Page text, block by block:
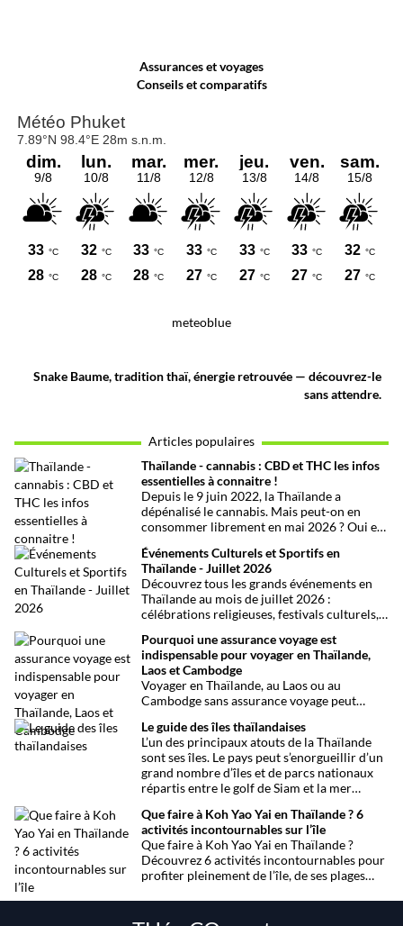
Assurances et voyages
Conseils et comparatifs
meteoblue
Snake Baume, tradition thaï, énergie retrouvée — découvrez-le
sans attendre.
Articles populaires
Thaïlande - cannabis : CBD et THC les infos
essentielles à connaitre !
Depuis le 9 juin 2022, la Thaïlande a
dépénalisé le cannabis. Mais peut-on en
consommer librement en mai 2026 ? Oui et
confusions qui peuvent avoir de grosses
conséquences ! Explications.
Événements Culturels et Sportifs en
Thaïlande - Juillet 2026
Découvrez tous les grands événements en
Thaïlande au mois de juillet 2026 :
célébrations religieuses, festivals culturels,
et fêtes locales. Une sélection
chronologique complète pour ne rien
manquer !
Pourquoi une assurance voyage est
indispensable pour voyager en Thaïlande,
Laos et Cambodge
Voyager en Thaïlande, au Laos ou au
Cambodge sans assurance voyage peut
maladies ou perte de bagages sont des
imprévus fréquents en Asie du Sud-Est.
Découvrez pourquoi une assurance voyage
est essentielle pour garantir votre sécurité
et votre sérénité.
Le guide des îles thaïlandaises
L’un des principaux atouts de la Thaïlande
sont ses îles. Le pays peut s’enorgueillir d’un
grand nombre d’îles et de parcs nationaux
répartis entre le golf de Siam et la mer
Que faire à Koh Yao Yai en Thaïlande ? 6
activités incontournables sur l’île
Que faire à Koh Yao Yai en Thaïlande ?
Découvrez 6 activités incontournables pour
profiter pleinement de l’île, de ses plages